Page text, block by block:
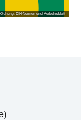
DIN-Normen und Verkehrsblatt